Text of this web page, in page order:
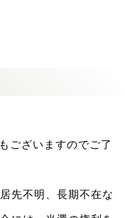
ございますのでご了
先不明、長期不在な